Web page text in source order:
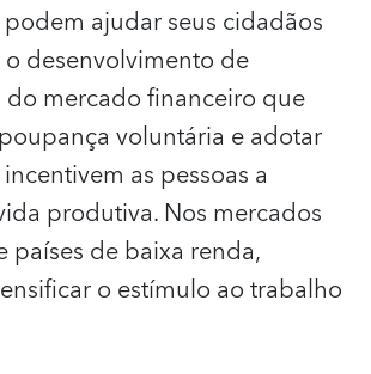
ajudar seus cidadãos
desenvolvimento de
mercado financeiro que
voluntária e adotar
as pessoas a
produtiva. Nos mercados
países de baixa renda,
o estímulo ao trabalho